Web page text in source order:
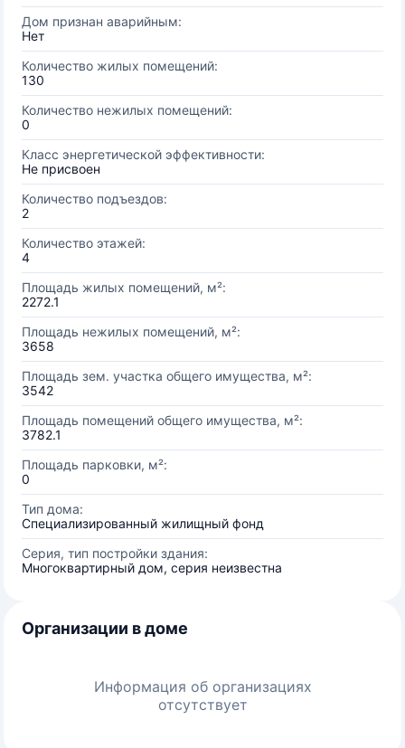
Дом признан аварийным:
Нет
Количество жилых помещений:
130
Количество нежилых помещений:
0
Класс энергетической эффективности:
Не присвоен
Количество подъездов:
2
Количество этажей:
4
Площадь жилых помещений, м²:
2272.1
Площадь нежилых помещений, м²:
3658
Площадь зем. участка общего имущества, м²:
3542
Площадь помещений общего имущества, м²:
3782.1
Площадь парковки, м²:
0
Тип дома:
Специализированный жилищный фонд
Серия, тип постройки здания:
Многоквартирный дом, серия неизвестна
Организации в доме
Информация об организациях
отсутствует